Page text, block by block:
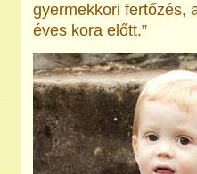
gyermekkori fertőzés,
éves kora előtt.”